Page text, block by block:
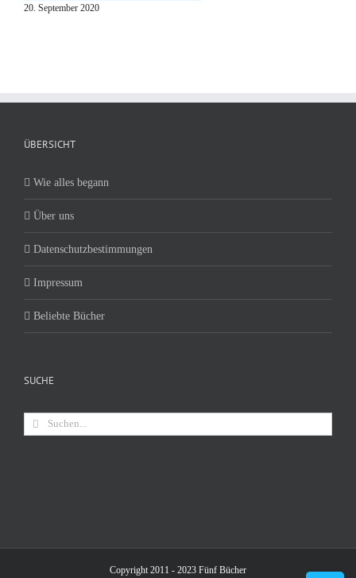
20. September 2020
ÜBERSICHT
Wie alles begann
Über uns
Datenschutzbestimmungen
Impressum
Beliebte Bücher
SUCHE
Suche
Copyright 2011 - 2023 Fünf Bücher